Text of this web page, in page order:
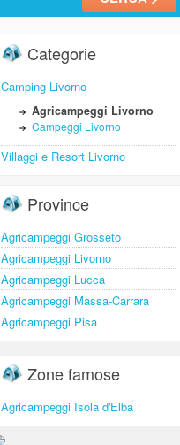
Categorie
Camping Livorno
Agricampeggi Livorno
Campeggi Livorno
Villaggi e Resort Livorno
Province
Agricampeggi Grosseto
Agricampeggi Livorno
Agricampeggi Lucca
Agricampeggi Massa-Carrara
Agricampeggi Pisa
Zone famose
Agricampeggi Isola d'Elba